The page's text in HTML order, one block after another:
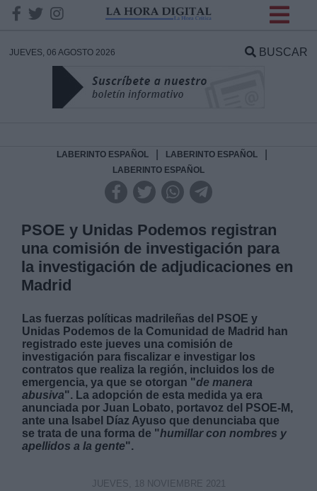
JUEVES, 06 AGOSTO 2026 BUSCAR
LABERINTO ESPAÑOL LABERINTO ESPAÑOL
LABERINTO ESPAÑOL
PSOE y Unidas Podemos registran
una comisión de investigación para
la investigación de adjudicaciones en
Madrid
Las fuerzas políticas madrileñas del PSOE y
Unidas Podemos de la Comunidad de Madrid han
registrado este jueves una comisión de
investigación para fiscalizar e investigar los
contratos que realiza la región, incluidos los de
emergencia, ya que se otorgan "de manera
abusiva". La adopción de esta medida ya era
anunciada por Juan Lobato, portavoz del PSOE-M,
ante una Isabel Díaz Ayuso que denunciaba que
se trata de una forma de "humillar con nombres y
apellidos a la gente".
JUEVES, 18 NOVIEMBRE 2021
DATOS
Responsable:
Destinatarios:
Derechos:
link